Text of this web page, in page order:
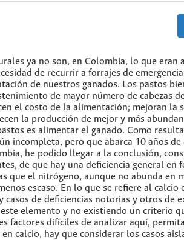
ya no son, en Colombia, lo que eran
de recurrir a forrajes de
de nuestros ganados. Los pastos
de mayor número de cabezas
el costo de la alimentación; mejoran la
la producción de mejor y más
es alimentar el ganado. Como
incompleta, pero que abarca 10 años
he podido llegar a la conclusión,
de que hay una deficiencia general en
que el nitrógeno, aunque no abunda en
escaso. En lo que se refiere al calcio
casos de deficiencias notorias y otros de
elemento y no existiendo un criterio
factores difíciles de analizar aquí,
calcio, hay que considerar los casos